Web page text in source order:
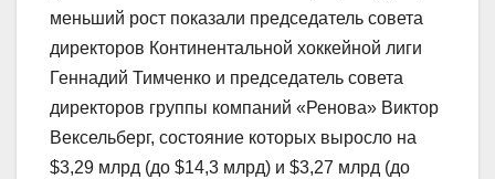
меньший рост показали председатель совета
директоров Континентальной хоккейной лиги
Геннадий Тимченко и председатель совета
директоров группы компаний «Ренова» Виктор
Вексельберг, состояние которых выросло на
$3,29 млрд (до $14,3 млрд) и $3,27 млрд (до